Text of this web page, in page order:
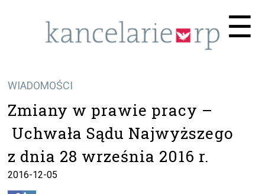
☰
WIADOMOŚCI
Zmiany w prawie pracy –
Uchwała Sądu Najwyższego
z dnia 28 września 2016 r.
2016-12-05